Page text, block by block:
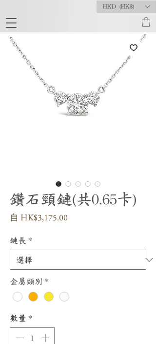
HKD (HK$)
鑽石頸鏈(共0.65卡)
自 HK$3,175.00促
格
鏈長 *
金屬類別 *
數量 *